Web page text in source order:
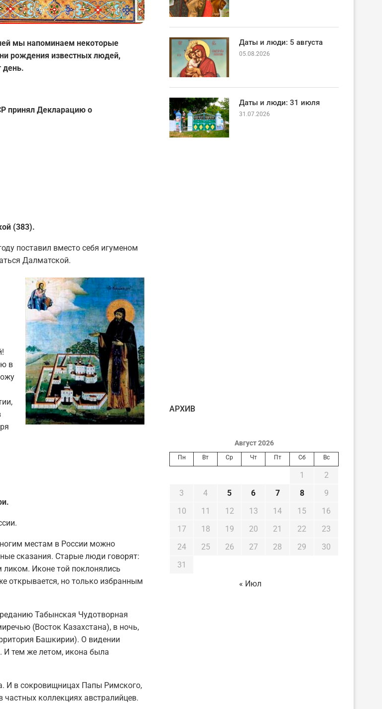
мы напоминаем некоторые
рождения известных людей,
день.
принял Декларацию о
(383).
поставил вместо себя игуменом
Далматской.
в
местам в России можно
сказания. Старые люди говорят:
ликом. Иконе той поклонялись
открывается, но только избранным
Табынская Чудотворная
(Восток Казахстана), в ночь,
Башкирии). О видении
И тем же летом, икона была
И в сокровищницах Папы Римского,
коллекциях австралийцев.
Даты и люди: 5 августа
05.08.2026
Даты и люди: 31 июля
31.07.2026
AРХИВ
Август 2026
Пн Вт Ср Чт Пт Сб Вс
1
2
3
4 5 6 7 8
9
10
11 12 13 14 15
16
17
18 19 20 21 22
23
24
25 26 27 28 29
30
31
« Июл